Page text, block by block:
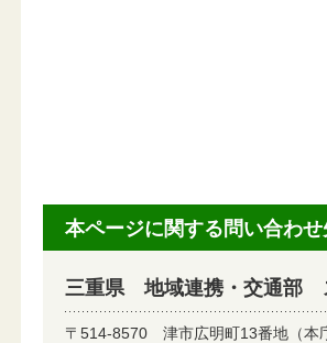
本ページに関する問い合わせ
三重県 地域連携・交通部
〒514-8570 津市広明町13番地（本